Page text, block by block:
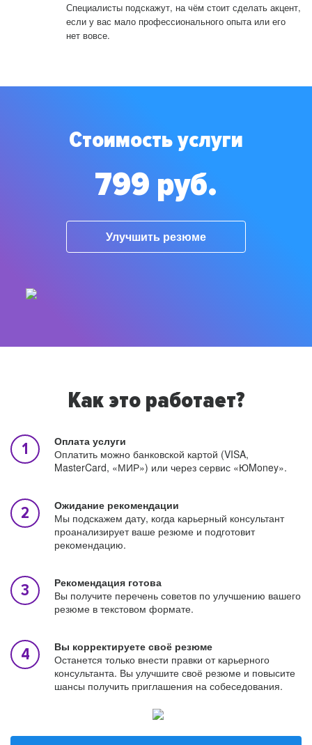
Специалисты подскажут, на чём стоит сделать акцент,
если у вас мало профессионального опыта или его
нет вовсе.
Стоимость услуги
799 руб.
Улучшить резюме
Как это работает?
Оплата услуги
Оплатить можно банковской картой (VISA,
MasterCard, «МИР») или через сервис «ЮMoney».
Ожидание рекомендации
Мы подскажем дату, когда карьерный консультант
проанализирует ваше резюме и подготовит
рекомендацию.
Рекомендация готова
Вы получите перечень советов по улучшению вашего
резюме в текстовом формате.
Вы корректируете своё резюме
Останется только внести правки от карьерного
консультанта. Вы улучшите своё резюме и повысите
шансы получить приглашения на собеседования.